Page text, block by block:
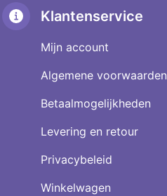
Klantenservice
Mijn account
Algemene voorwaarden
Betaalmogelijkheden
Levering en retour
Privacybeleid
Winkelwagen